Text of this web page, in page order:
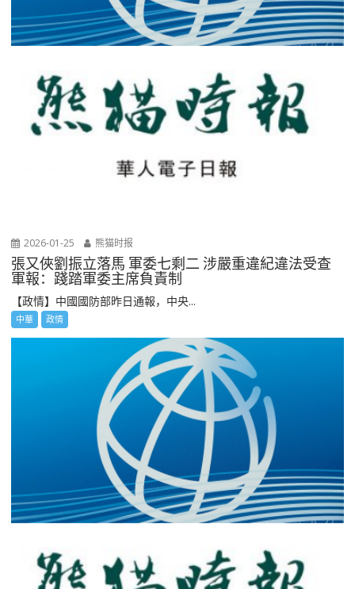
2026-01-25 熊猫时报
張又俠劉振立落馬 軍委七剩二 涉嚴重違紀違法受查
軍報：踐踏軍委主席負責制
【政情】中國國防部昨日通報，中央...
中華 政情